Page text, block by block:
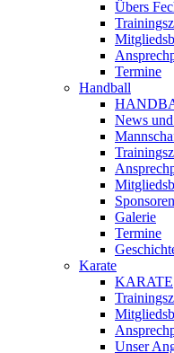
Übers
Termine
Handball
News
Sponsoren
Galerie
Termine
Karate
KARATE
Unser